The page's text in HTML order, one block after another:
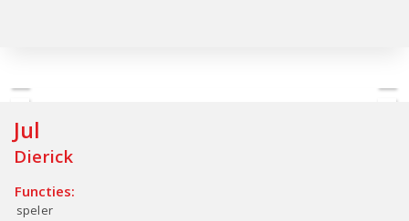
Jul
Dierick
Functies:
speler